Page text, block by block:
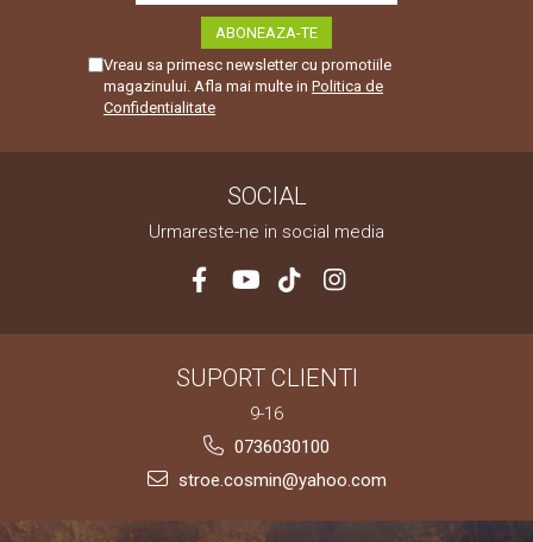
Vreau sa primesc newsletter cu promotiile
magazinului. Afla mai multe in Politica de
Confidentialitate
SOCIAL
Urmareste-ne in social media
SUPORT CLIENTI
9-16
0736030100
stroe.cosmin@yahoo.com